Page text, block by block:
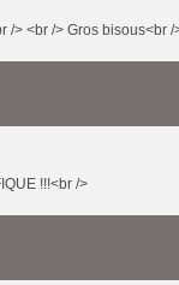
/> <br /> Gros bisous<br /
!!!<br />